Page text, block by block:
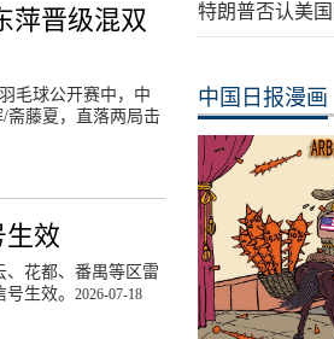
萍晋级混双
毛球公开赛中，中
/斋藤夏，直落两局击
生效
、花都、番禺等区雷
号生效。2026-07-18
特朗普否认美
中国日报漫画